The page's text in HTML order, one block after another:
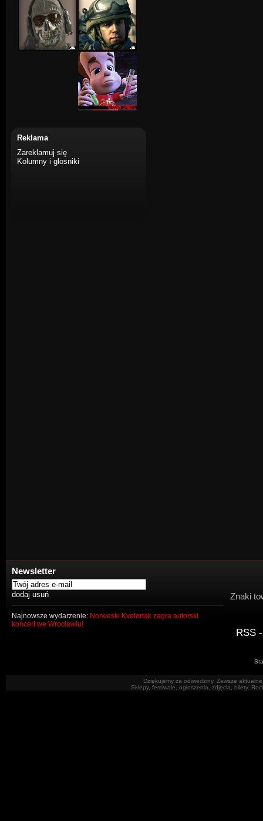
Reklama
Zareklamuj się
Kolumny i glosniki
Newsletter
Najnowsze wydarzenie: Norweski Kvelertak zagra autorski
koncert we Wrocławiu!
Znaki
RSS
Dziękujemy za odwiedziny. Zawsze
Sklepy, festiwale, ogłoszenia, zdjęcia, bilety.